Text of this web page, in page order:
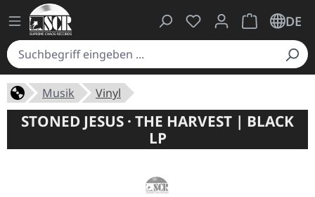
Du hast 0 Produkte
Warenkorb
DE
Musik Vinyl
STONED JESUS · THE HARVEST | BLACK
LP